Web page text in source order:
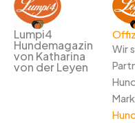
Lumpi4
Hundemagazin
von Katharina
von der Leyen
Wir